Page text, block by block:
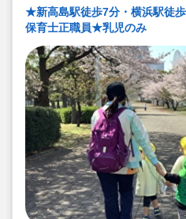
★新高島駅徒歩7分・横浜駅徒
保育士正職員★乳児のみ